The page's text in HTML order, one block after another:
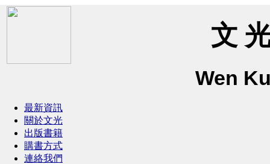
文
Wen
最新資訊
關於文光
出版書籍
購書方式
連絡我們